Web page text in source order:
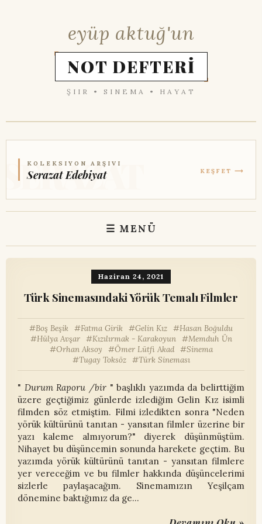
eyüp aktuğ'un
NOT DEFTERİ
ŞIIR • SINEMA • HAYAT
KOLEKSIYON ARŞIVI
Serazat Edebiyat KEŞFET ⟶
☰ MENÜ
Haziran 24, 2021
Türk Sinemasındaki Yörük Temalı Filmler
Boş Beşik Fatma Girik Gelin Kız
Hasan Boğuldu
Hülya Avşar
Kızılırmak - Karakoyun
Memduh Ün
Orhan Aksoy
Ömer Lütfi Akad
Sinema
Tugay Toksöz
Türk Sineması
" Durum Raporu /bir" başlıklı yazımda da belirttiğim
üzere geçtiğimiz günlerde izlediğim Gelin Kız isimli
filmden söz etmiştim. Filmi izledikten sonra "Neden
yörük kültürünü tanıtan - yansıtan filmler üzerine bir
yazı kaleme almıyorum?" diyerek düşünmüştüm.
Nihayet bu düşüncemin sonunda harekete geçtim. Bu
yazımda yörük kültürünü tanıtan - yansıtan filmlere
yer vereceğim ve bu filmler hakkında düşüncelerimi
sizlerle paylaşacağım. Sinemamızın Yeşilçam
dönemine baktığımız da ge…